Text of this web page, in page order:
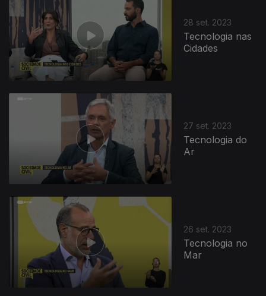
28 set. 2023
Tecnologia nas
Cidades
27 set. 2023
Tecnologia do
Ar
26 set. 2023
Tecnologia no
Mar